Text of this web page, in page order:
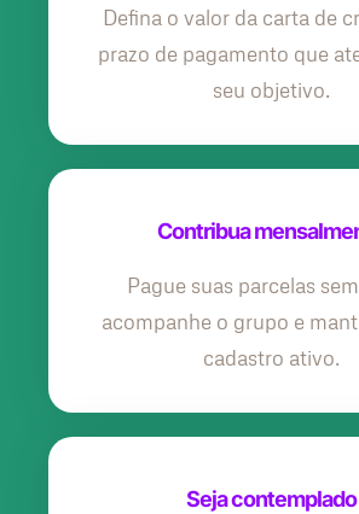
Defina o valor da carta de
prazo de pagamento que
seu objetivo.
Contribua
Pague suas parcelas
acompanhe o grupo e
cadastro ativo.
Seja contemplado